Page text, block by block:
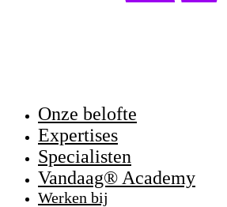
Onze belofte
Expertises
Specialisten
Vandaag® Academy
Werken bij